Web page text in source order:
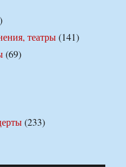
театры(141)
(69)
(233)